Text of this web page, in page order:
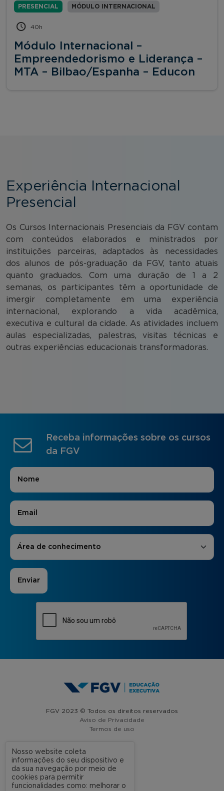
PRESENCIAL MÓDULO INTERNACIONAL
40h
Módulo Internacional –
Empreendedorismo e Liderança –
MTA – Bilbao/Espanha – Educon
Experiência Internacional
Presencial
Os Cursos Internacionais Presenciais da FGV contam
com conteúdos elaborados e ministrados por
instituições parceiras, adaptados às necessidades
dos alunos de pós-graduação da FGV, tanto atuais
quanto graduados. Com uma duração de 1 a 2
semanas, os participantes têm a oportunidade de
imergir completamente em uma experiência
internacional, explorando a vida acadêmica,
executiva e cultural da cidade. As atividades incluem
aulas especializadas, palestras, visitas técnicas e
outras experiências educacionais transformadoras.
Receba informações sobre os cursos
da FGV
Nome
E-mail
Áreas de Interesse
Área de conhecimento
FGV 2023 © Todos os direitos reservados
Aviso de Privacidade
Termos de uso
A FGV
Nosso website coleta
informações do seu dispositivo e
da sua navegação por meio de
cookies para permitir
funcionalidades como: melhorar o